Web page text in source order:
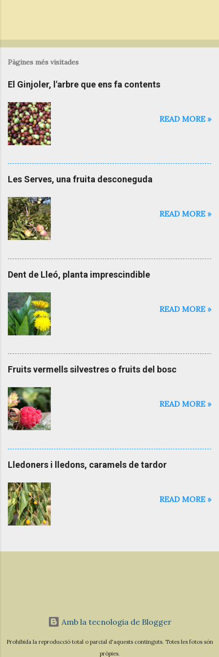
Pàgines més visitades
El Ginjoler, l'arbre que ens fa contents
READ MORE »
Les Serves, una fruita desconeguda
READ MORE »
Dent de Lleó, planta imprescindible
READ MORE »
Fruits vermells silvestres o fruits del bosc
READ MORE »
Lledoners i lledons, caramels de tardor
READ MORE »
Amb la tecnologia de Blogger
Prohibida la reproducció total o parcial d'aquests continguts. Totes les fotos són
pròpies.